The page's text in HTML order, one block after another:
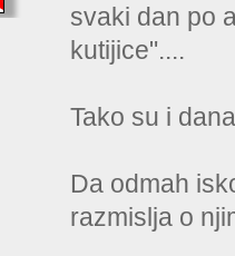
svaki dan po
kutijice"....
Tako su i
Da odmah
razmislja o